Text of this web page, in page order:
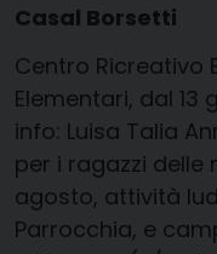
Casal Borsetti
Centro Ricreativo
Elementari, dal 13
info: Luisa Talia
per i ragazzi delle
agosto, attività
Parrocchia, e